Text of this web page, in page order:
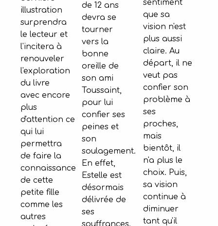
illustration
surprendra
le lecteur et
l'incitera à
renouveler
l'exploration
du livre
avec encore
plus
d'attention ce
qui lui
permettra
de faire la
connaissance
de cette
petite fille
comme les
autres
de 12 ans
devra se
tourner
vers la
bonne
oreille de
son ami
Toussaint,
pour lui
confier ses
peines et
son
soulagement.
En effet,
Estelle est
désormais
délivrée de
ses
souffrances.
sentiment
que sa
vision n'est
plus aussi
claire. Au
départ, il ne
veut pas
confier son
problème à
ses
proches,
mais
bientôt, il
n'a plus le
choix. Puis,
sa vision
continue à
diminuer
tant qu'il